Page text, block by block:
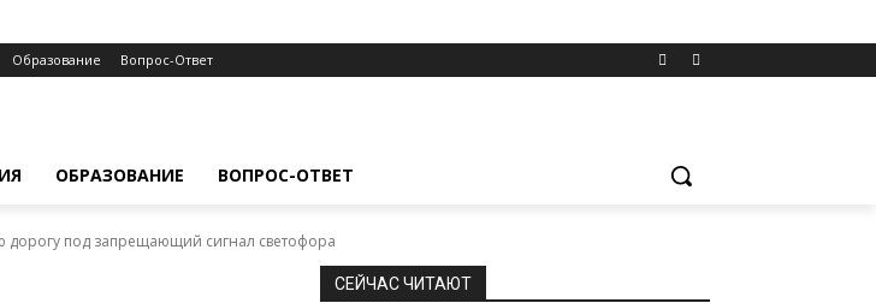
Образование Вопрос-Ответ
ОБРАЗОВАНИЕ ВОПРОС-ОТВЕТ
под запрещающий сигнал светофора
СЕЙЧАС ЧИТАЮТ